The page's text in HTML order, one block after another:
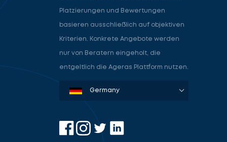
Platzierungen und Bewertungen
basieren ausschließlich auf objektiven
Kriterien. Konkrete Angebote werden
nur von Beratern eingeholt, die
entgeltlich die Ageras Plattform nutzen.
Denmark
Sweden
Norway
Netherlands
Germany
USA